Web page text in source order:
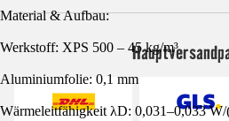
Material & Aufbau:
Werkstoff: XPS 500 – 45 kg/m³
Aluminiumfolie: 0,1 mm
Wärmeleitfähigkeit λD: 0,031–0,033